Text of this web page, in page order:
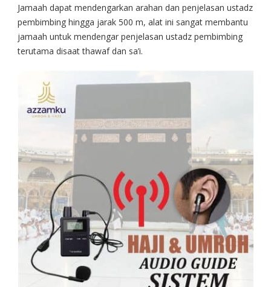
Jamaah dapat mendengarkan arahan dan penjelasan ustadz
pembimbing hingga jarak 500 m, alat ini sangat membantu
jamaah untuk mendengar penjelasan ustadz pembimbing
terutama disaat thawaf dan sa’i.